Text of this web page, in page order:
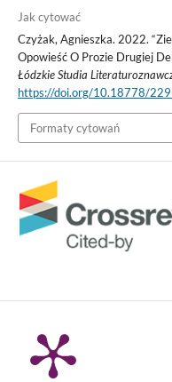
Jak cytować
Czyżak, Agnieszka. 2022.
Opowieść O Prozie Drugiej
Łódzkie Studia
https://doi.org/10.18778/
Formaty cytowań